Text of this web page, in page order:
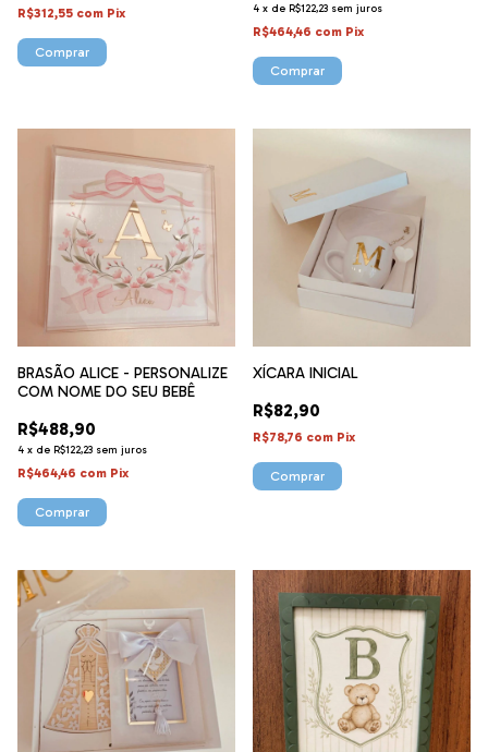
R$312,55 com Pix 4 x de R$122,23 sem juros
R$464,46 com Pix
BRASÃO ALICE - PERSONALIZE
COM NOME DO SEU BEBÊ
R$488,90
4 x de R$122,23 sem juros
R$464,46 com Pix
XÍCARA INICIAL
R$82,90
R$78,76 com Pix